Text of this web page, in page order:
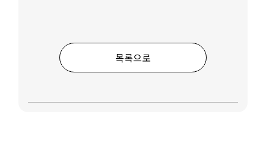
목록으로